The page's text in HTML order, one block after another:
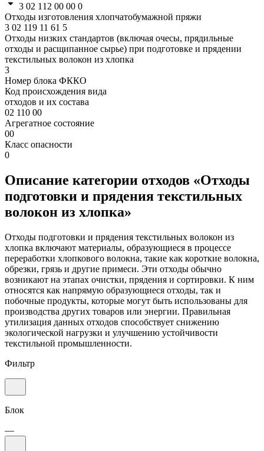
3 02 112 00 00 0
Отходы изготовления хлопчатобумажной пряжи
3 02 119 11 61 5
Отходы низких стандартов (включая очесы, прядильные
отходы и расщипанное сырье) при подготовке и прядении
текстильных волокон из хлопка
3
Номер блока ФККО
Код происхождения вида
отходов и их состава
02 110 00
Агрегатное состояние
00
Класс опасности
0
Описание категории отходов «Отходы
подготовки и прядения текстильных
волокон из хлопка»
Отходы подготовки и прядения текстильных волокон из
хлопка включают материалы, образующиеся в процессе
переработки хлопкового волокна, такие как короткие волокна,
обрезки, грязь и другие примеси. Эти отходы обычно
возникают на этапах очистки, прядения и сортировки. К ним
относятся как напрямую образующиеся отходы, так и
побочные продукты, которые могут быть использованы для
производства других товаров или энергии. Правильная
утилизация данных отходов способствует снижению
экологической нагрузки и улучшению устойчивости
текстильной промышленности.
Фильтр
Блок
—